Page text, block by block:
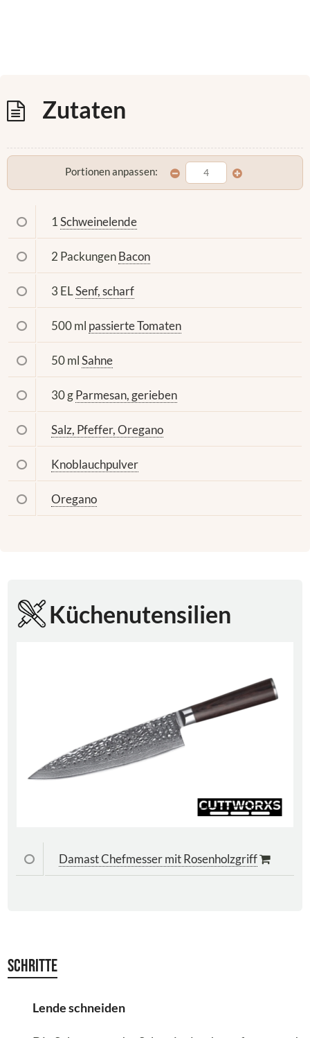
Zutaten
Portionen anpassen:
1Schweinelende
2 PackungenBacon
3 ELSenf, scharf
500 ml passierte Tomaten
50 mlSahne
30 gParmesan, gerieben
Salz, Pfeffer, Oregano
Knoblauchpulver
Oregano
Küchenutensilien
Damast Chefmesser mit Rosenholzgriff
Schritte
Lende schneiden